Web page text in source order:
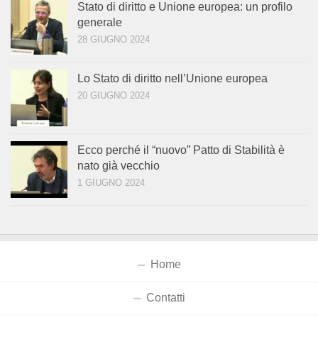
Stato di diritto e Unione europea: un profilo
generale
28 GIUGNO 2024
Lo Stato di diritto nell’Unione europea
20 GIUGNO 2024
Ecco perché il “nuovo” Patto di Stabilità è
nato già vecchio
1 GIUGNO 2024
Home
Contatti